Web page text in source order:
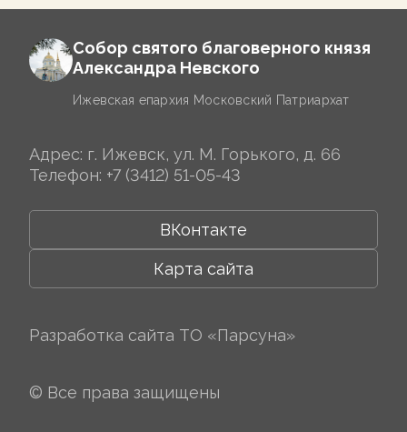
Собор святого благоверного князя
Александра Невского
Ижевская епархия Московский Патриархат
Адрес: г. Ижевск, ул. М. Горького, д. 66
Телефон: +7 (3412) 51-05-43
ВКонтакте
Карта сайта
Разработка сайта ТО «Парсуна»
© Все права защищены